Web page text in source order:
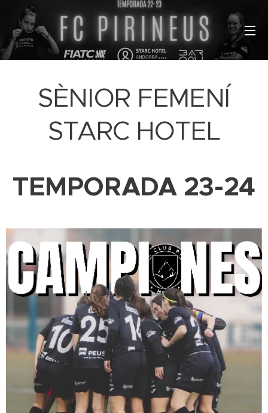
SÈNIOR FEMENÍ
STARC HOTEL
TEMPORADA 23-24